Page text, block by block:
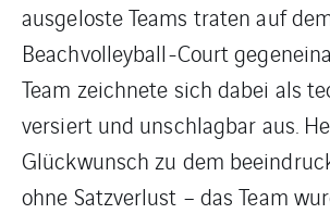
ausgeloste Teams traten auf
Beachvolleyball-Court
Team zeichnete sich dabei als
versiert und unschlagbar aus.
Glückwunsch zu dem
ohne Satzverlust – das Team